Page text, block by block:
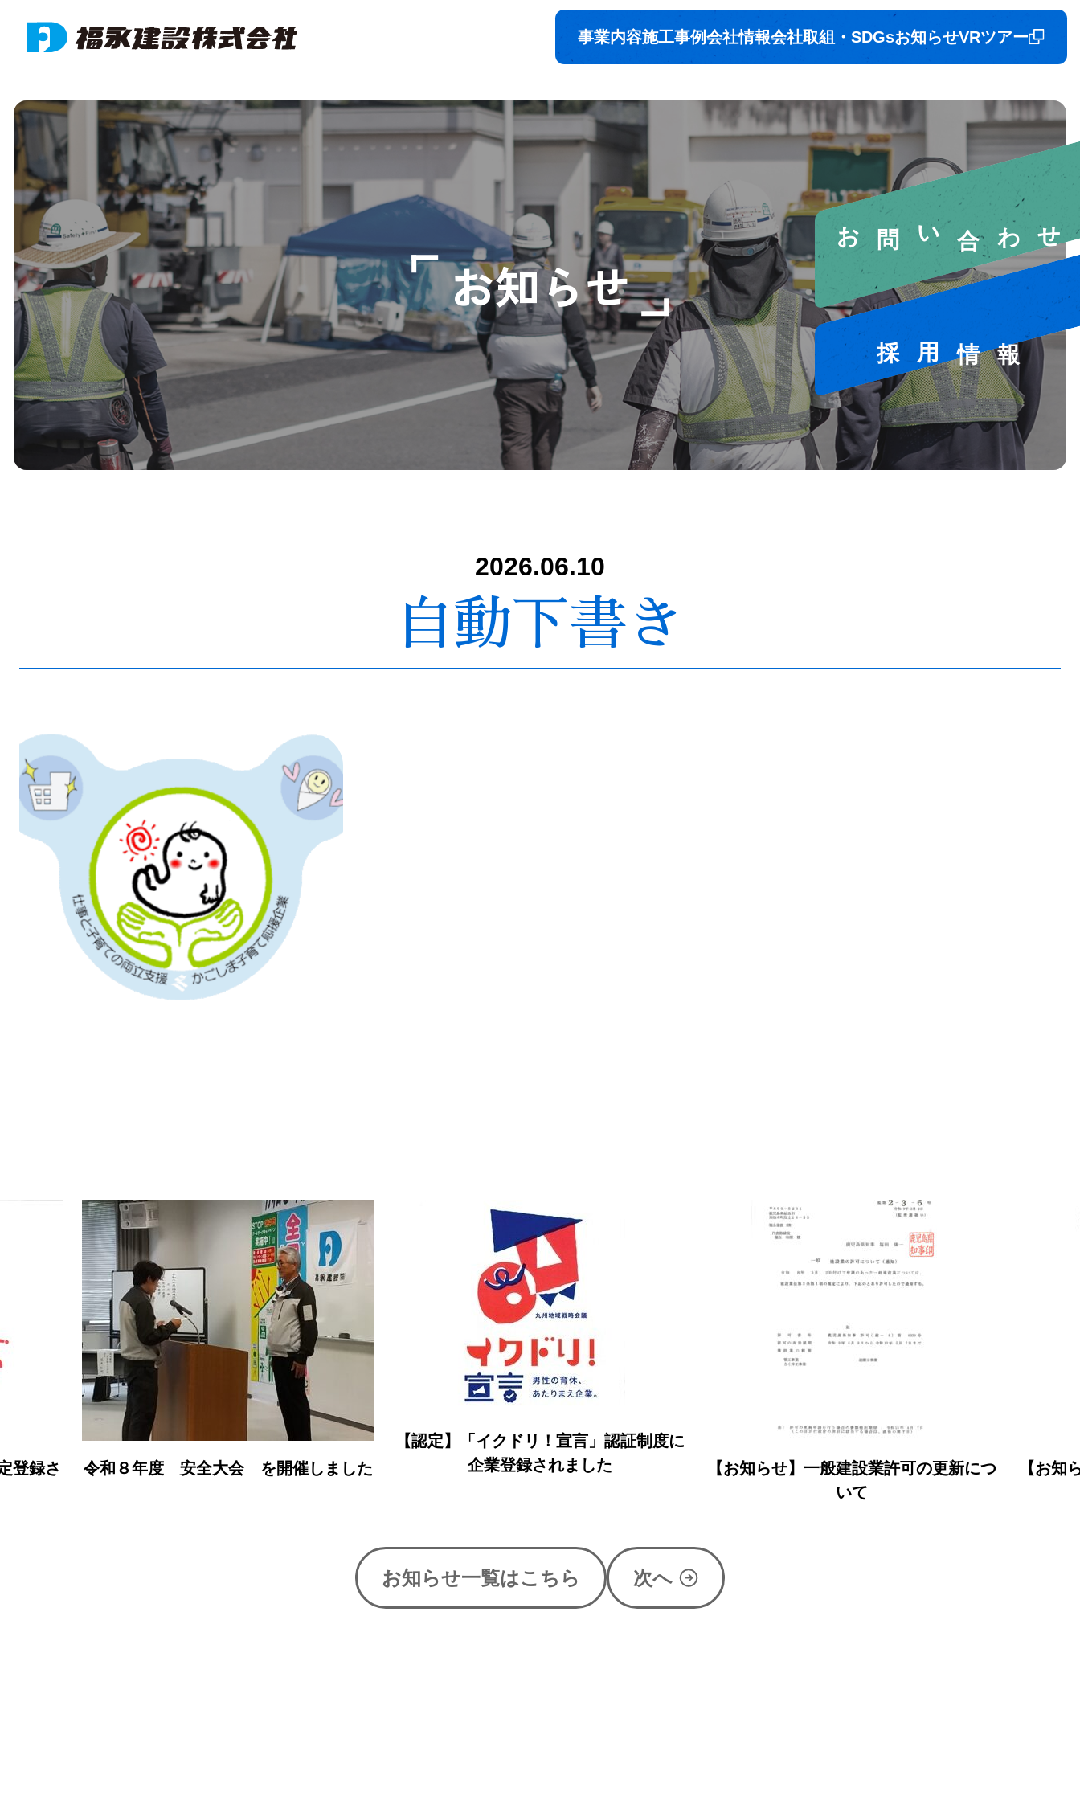
事業内容施工事例会社情報会社取組・SDGsお知らせVRツアー
お問い合わせ
お知らせ
2026.06.10
自動下書き
大会 を開催しました
【認定】「イクドリ！宣言」認証制度に
企業登録されました
【お知らせ】一般建設業許可の更新につ
【お知らせ】特定建設業許可の更
お知らせ一覧はこちら 次へ